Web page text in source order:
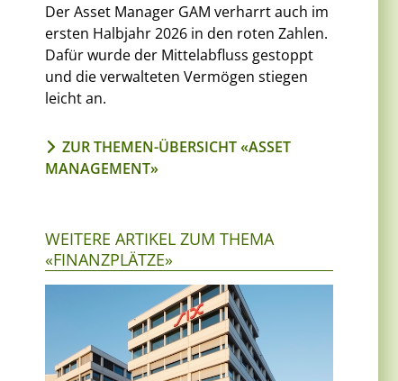
Der Asset Manager GAM verharrt auch im
ersten Halbjahr 2026 in den roten Zahlen.
Dafür wurde der Mittelabfluss gestoppt
und die verwalteten Vermögen stiegen
leicht an.
ZUR THEMEN-ÜBERSICHT «ASSET
MANAGEMENT»
WEITERE ARTIKEL ZUM THEMA
«FINANZPLÄTZE»